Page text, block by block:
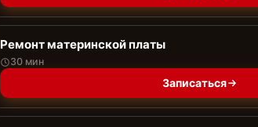
Ремонт материнской платы
30 мин
Записаться